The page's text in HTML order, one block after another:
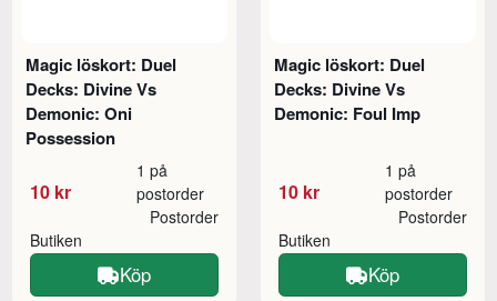
Magic löskort: Duel
Decks: Divine Vs
Demonic: Oni
Possession
10 kr
1 på
postorder
Butiken
Postorder
Köp
Magic löskort: Duel
Decks: Divine Vs
Demonic: Foul Imp
10 kr
1 på
postorder
Butiken
Postorder
Köp